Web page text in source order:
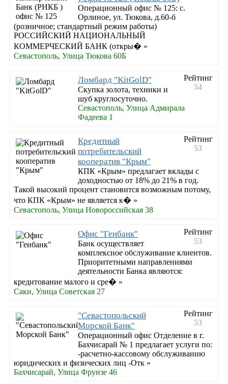
Операционный офис № 125: с.
Орлиное, ул. Тюкова, д.60-б
(розничное; стандартный режим работы)
РОССИЙСКИЙ НАЦИОНАЛЬНЫЙ
КОММЕРЧЕСКИЙ БАНК (откры� »
Севастополь, Улица Тюкова 60Б
Рейтинг
54
Ломбард "KitGolD"
Скупка золота, техники и
шуб круглосуточно.
Севастополь, Улица Адмирала
Фадеева 1
Рейтинг
53
Кредитный
потребительский
кооператив "Крым"
КПК «Крым» предлагает вклады с
доходностью от 18% до 21% в год.
Такой высокий процент становится возможным потому,
что КПК «Крым» не является к� »
Севастополь, Улица Новороссийская 38
Рейтинг
53
Офис "Генбанк"
Банк осуществляет
комплексное обслуживание клиентов.
Приоритетными направлениями
деятельности Банка являются:
кредитование малого и сре� »
Саки, Улица Советская 27
Рейтинг
53
"Севастопольский
Морской Банк"
Операционный офис Отделение в г.
Бахчисарай № 1 предлагает услуги по:
-расчетно-кассовому обслуживанию
юридических и физических лиц -Отк »
Бахчисарай, Улица Фрунзе 46